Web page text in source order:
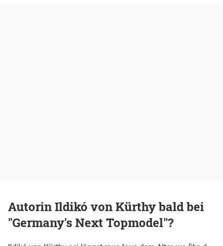
Autorin Ildikó von Kürthy bald bei
"Germany's Next Topmodel"?